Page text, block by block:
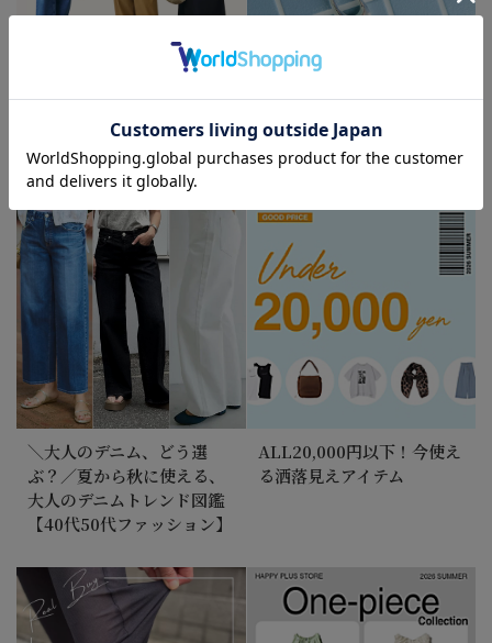
に愛用する「Tシャツ＆コ
敵なアクセサリー＆サング
ラス｜A Summer of
Accessories
＼大人のデニム、どう選
ぶ？／夏から秋に使える、
大人のデニムトレンド図鑑
【40代50代ファッション】
ALL20,000円以下！今使え
る洒落見えアイテム